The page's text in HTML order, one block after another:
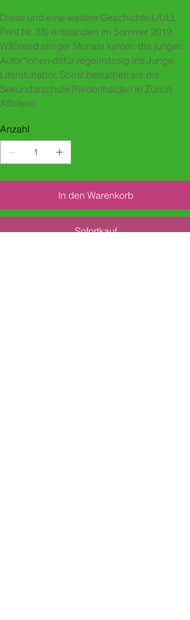
Diese und eine weitere Geschichte (JULL
Print Nr. 33) entstanden im Sommer 2019.
Während einiger Monate kamen die jungen
Autor*innen dafür regelmässig ins Junge
Literaturlabor. Sonst besuchen sie die
Sekundarschule Riedenhalden in Zürich
Affoltern.
Anzahl
In den Warenkorb
Sofortkauf